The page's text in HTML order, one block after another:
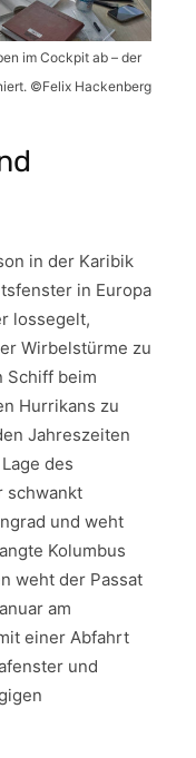
im Cockpit ab – der
©Felix Hackenberg
in der Karibik
in Europa
lossegelt,
Wirbelstürme zu
Schiff beim
Hurrikans zu
Jahreszeiten
des
schwankt
und weht
Kolumbus
weht der Passat
am
einer Abfahrt
und